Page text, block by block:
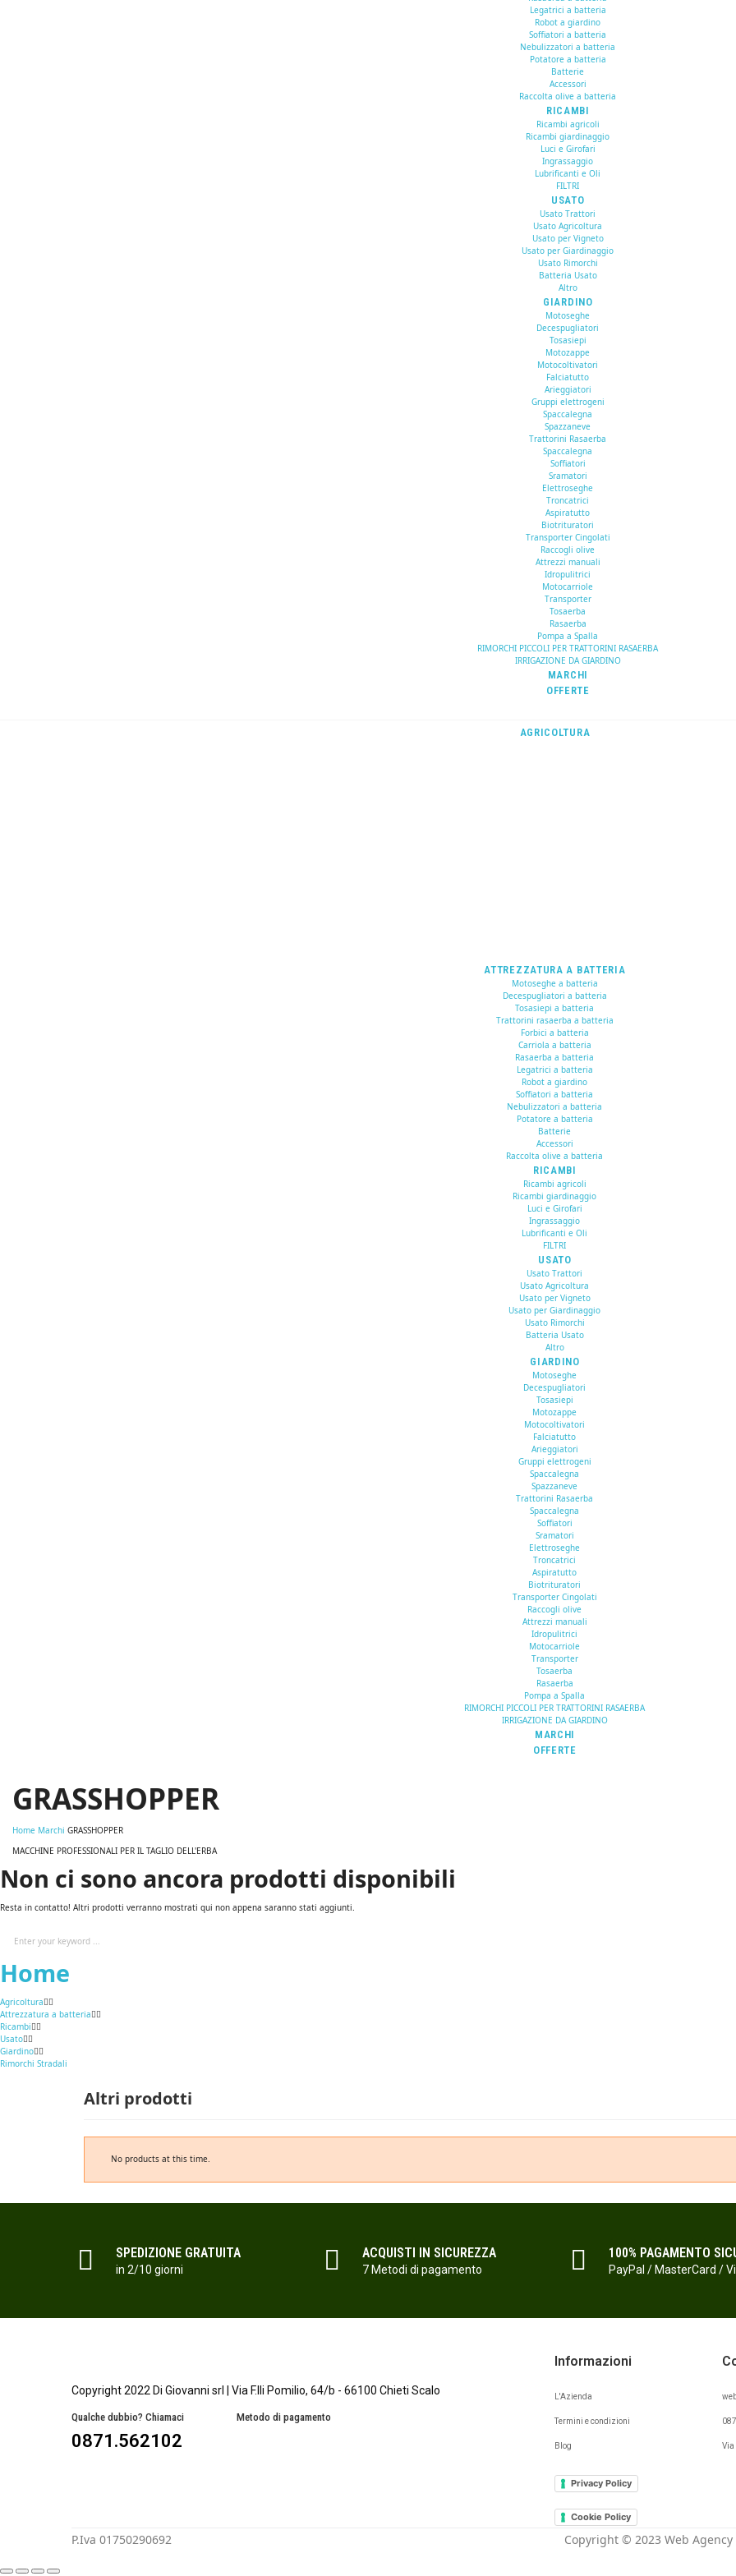
Legatrici a batteria
Robot a giardino
Soffiatori a batteria
Nebulizzatori a batteria
Potatore a batteria
Batterie
Accessori
Raccolta olive a batteria
RICAMBI
Ricambi agricoli
Ricambi giardinaggio
Luci e Girofari
Ingrassaggio
Lubrificanti e Oli
FILTRI
USATO
Usato Trattori
Usato Agricoltura
Usato per Vigneto
Usato per Giardinaggio
Usato Rimorchi
Batteria Usato
Altro
GIARDINO
Motoseghe
Decespugliatori
Tosasiepi
Motozappe
Motocoltivatori
Falciatutto
Arieggiatori
Gruppi elettrogeni
Spaccalegna
Spazzaneve
Trattorini Rasaerba
Spaccalegna
Soffiatori
Sramatori
Elettroseghe
Troncatrici
Aspiratutto
Biotrituratori
Transporter Cingolati
Raccogli olive
Attrezzi manuali
Idropulitrici
Motocarriole
Transporter
Tosaerba
Rasaerba
Pompa a Spalla
RIMORCHI PICCOLI PER TRATTORINI RASAERBA
IRRIGAZIONE DA GIARDINO
MARCHI
OFFERTE
AGRICOLTURA
ATTREZZATURA A BATTERIA
Motoseghe a batteria
Decespugliatori a batteria
Tosasiepi a batteria
Trattorini rasaerba a batteria
Forbici a batteria
Carriola a batteria
Rasaerba a batteria
Legatrici a batteria
Robot a giardino
Soffiatori a batteria
Nebulizzatori a batteria
Potatore a batteria
Batterie
Accessori
Raccolta olive a batteria
RICAMBI
Ricambi agricoli
Ricambi giardinaggio
Luci e Girofari
Ingrassaggio
Lubrificanti e Oli
FILTRI
USATO
Usato Trattori
Usato Agricoltura
Usato per Vigneto
Usato per Giardinaggio
Usato Rimorchi
Batteria Usato
Altro
GIARDINO
Motoseghe
Decespugliatori
Tosasiepi
Motozappe
Motocoltivatori
Falciatutto
Arieggiatori
Gruppi elettrogeni
Spaccalegna
Spazzaneve
Trattorini Rasaerba
Spaccalegna
Soffiatori
Sramatori
Elettroseghe
Troncatrici
Aspiratutto
Biotrituratori
Transporter Cingolati
Raccogli olive
Attrezzi manuali
Idropulitrici
Motocarriole
Transporter
Tosaerba
Rasaerba
Pompa a Spalla
RIMORCHI PICCOLI PER TRATTORINI RASAERBA
IRRIGAZIONE DA GIARDINO
MARCHI
OFFERTE
GRASSHOPPER
Home Marchi GRASSHOPPER
MACCHINE PROFESSIONALI PER IL TAGLIO DELL'ERBA
Non ci sono ancora prodotti disponibili
Resta in contatto! Altri prodotti verranno mostrati qui non appena saranno stati aggiunti.
Home
Agricoltura
Attrezzatura a batteria
Ricambi
Usato
Giardino
Rimorchi Stradali
Altri prodotti
No products at this time.
SPEDIZIONE GRATUITA
in 2/10 giorni
ACQUISTI IN SICUREZZA
7 Metodi di pagamento
100% PAGAMENTO
PayPal / MasterCard /
Copyright 2022 Di Giovanni srl | Via F.lli Pomilio, 64/b - 66100 Chieti Scalo
Qualche dubbio? Chiamaci
0871.562102
Metodo di pagamento
Informazioni
L'Azienda
Termini e condizioni
Blog
Privacy Policy
Cookie Policy
Via
P.Iva 01750290692 Copyright © 2023 Web